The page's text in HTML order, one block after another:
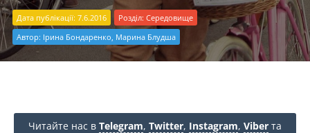
Дата публікації: 7.6.2016 Розділ: Середовище
Автор: Ірина Бондаренко, Марина Блудша
Читайте нас в Telegram, Twitter, Instagram, Viber та